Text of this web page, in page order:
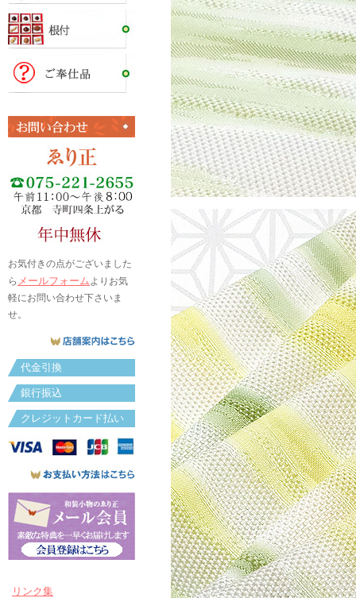
お気付きの点がございました
ら メールフォームよりお気
軽にお問い合わせ下さいま
せ。
代金引換
銀行振込
クレジットカード払い
リンク集